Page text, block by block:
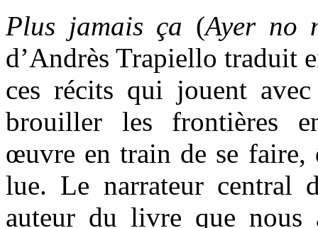
Plus jamais ça (Ayer no
d’Andrès Trapiello traduit
ces récits qui jouent
brouiller les frontières
œuvre en train de se faire,
lue. Le narrateur central
auteur du livre que nous